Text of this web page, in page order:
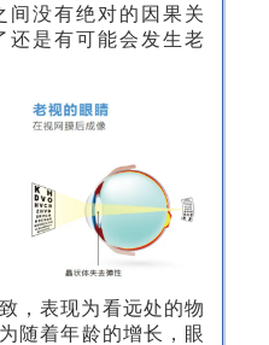
间没有绝对的因果关
还是有可能会发生老
，表现为看远处的物
随着年龄的增长，眼